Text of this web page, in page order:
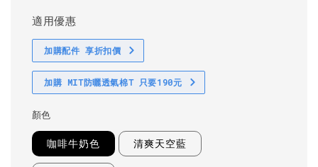
適用優惠
加購配件 享折扣價
加購 MIT防曬透氣棉T 只要190元
顏色
咖啡牛奶色 清爽天空藍